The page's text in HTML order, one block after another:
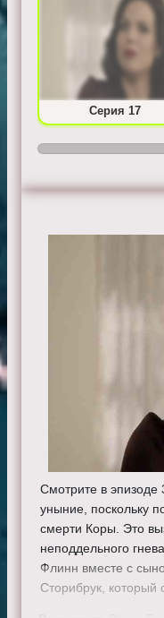
Серия 17
Смотрите в
уныние, поскольку
смерти Коры. Это
неподдельного
Флинн вместе с
Сторибрук, который